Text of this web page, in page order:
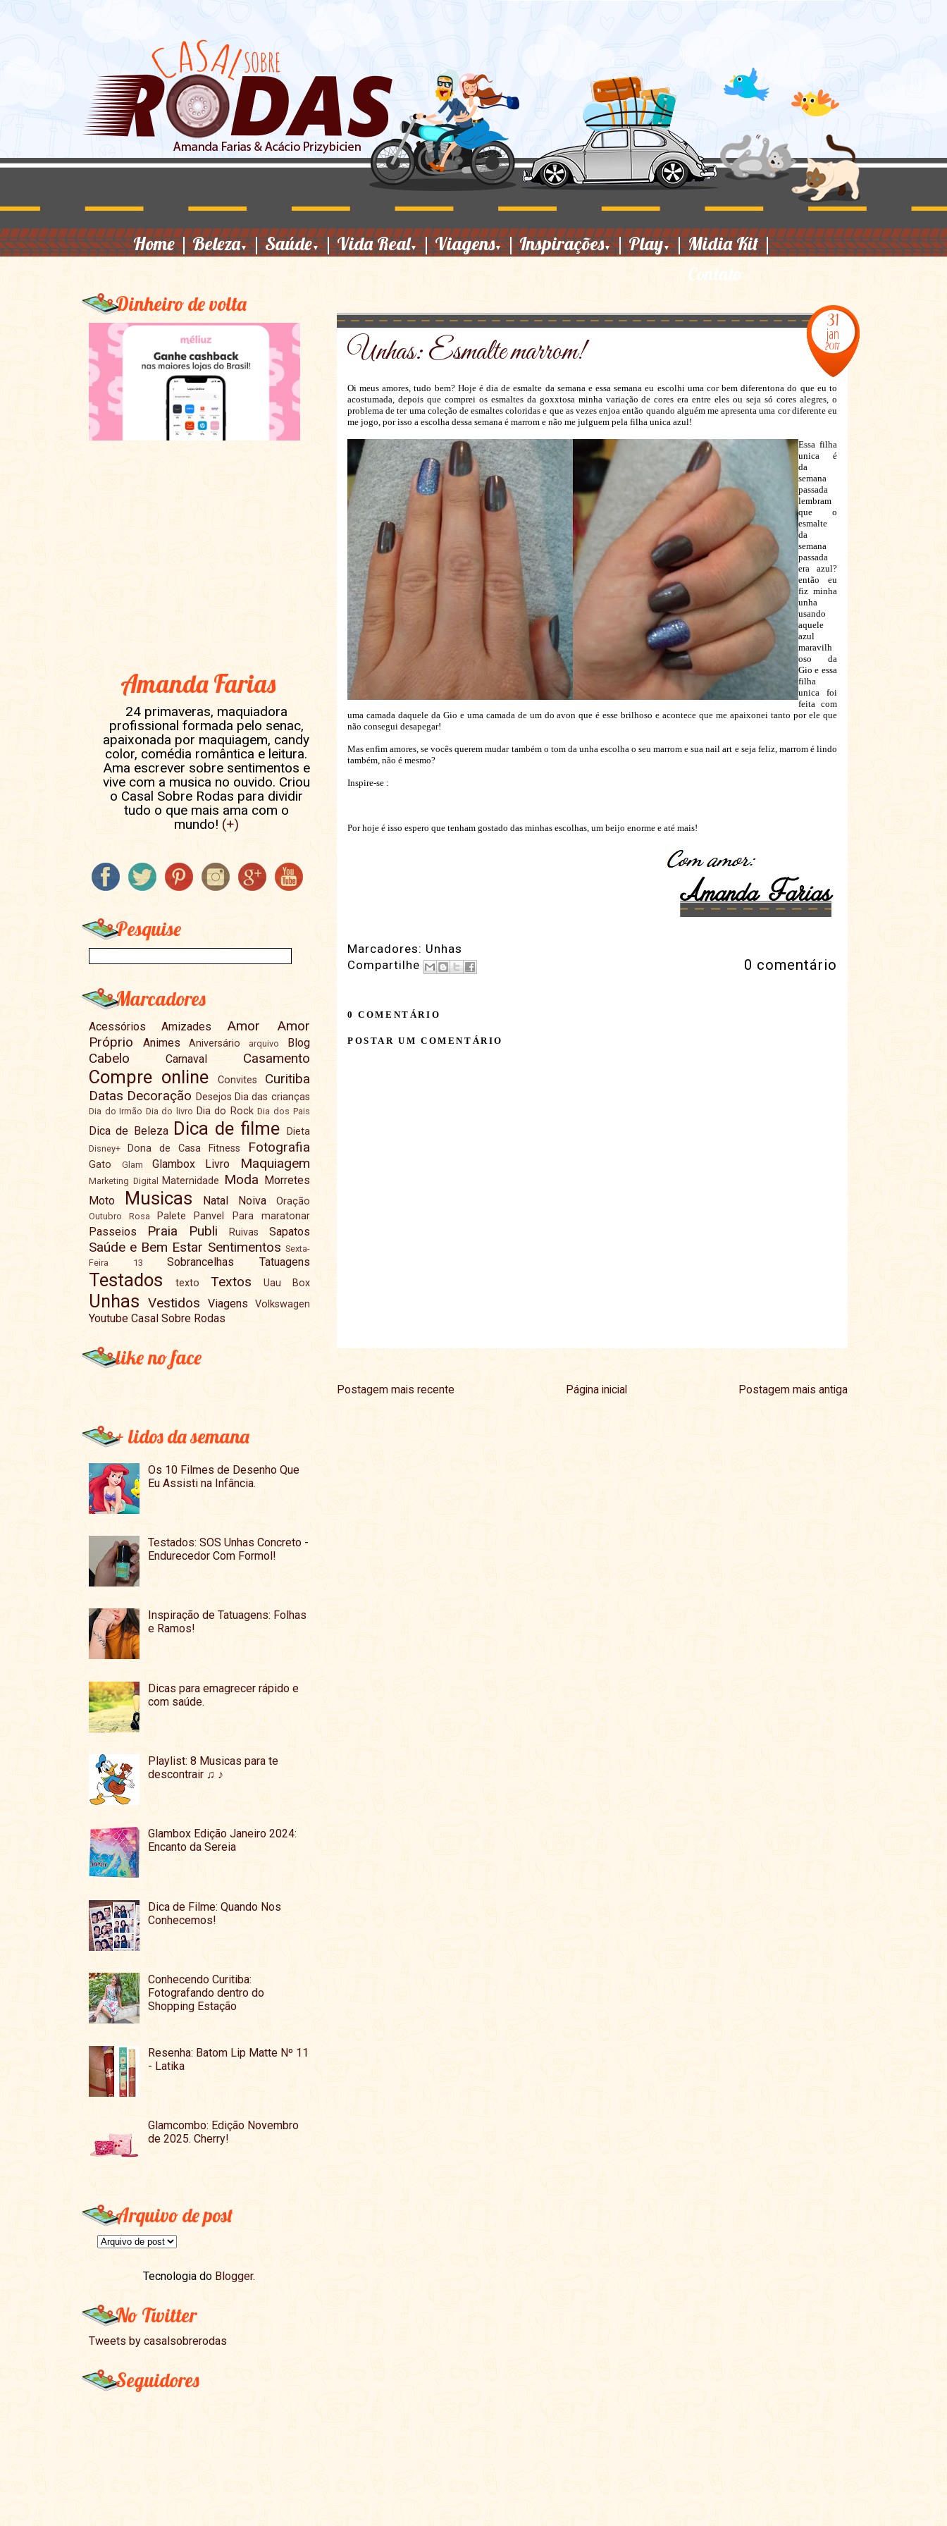
Home|Beleza▼ |Saúde▼ |Vida Real▼ |Viagens▼ |Inspirações▼ |Play▼ |Midia Kit|
Contato
31
jan
2017
Unhas: Esmalte marrom!
Oi meus amores, tudo bem? Hoje é dia de esmalte da semana e essa semana eu escolhi uma cor bem diferentona do que eu to
acostumada, depois que comprei os esmaltes da goxxtosa minha variação de cores era entre eles ou seja só cores alegres, o
problema de ter uma coleção de esmaltes coloridas e que as vezes enjoa então quando alguém me apresenta uma cor diferente eu
me jogo, por isso a escolha dessa semana é marrom e não me julguem pela filha unica azul!
Essa filha
unica é
da
semana
passada
lembram
que o
esmalte
da
semana
passada
era azul?
então eu
fiz minha
unha
usando
aquele
azul
maravilh
oso da
Gio e essa
filha
unica foi
feita com
uma camada daquele da Gio e uma camada de um do avon que é esse brilhoso e acontece que me apaixonei tanto por ele que
não consegui desapegar!
Mas enfim amores, se vocês querem mudar também o tom da unha escolha o seu marrom e sua nail art e seja feliz, marrom é lindo
também, não é mesmo?
Inspire-se :
Por hoje é isso espero que tenham gostado das minhas escolhas, um beijo enorme e até mais!
Marcadores: Unhas
Compartilhe
0 comentário
0 COMENTÁRIO
POSTAR UM COMENTÁRIO
Postagem mais recente Postagem mais antiga
Página inicial
Dinheiro de volta
Amanda Farias
24 primaveras, maquiadora
profissional formada pelo senac,
apaixonada por maquiagem, candy
color, comédia romântica e leitura.
Ama escrever sobre sentimentos e
vive com a musica no ouvido. Criou
o Casal Sobre Rodas para dividir
tudo o que mais ama com o
mundo! (+)
Pesquise
Marcadores
Acessórios Amizades Amor
Amor
Próprio
Animes Aniversário arquivo Blog
Cabelo Carnaval Casamento
Compre online Convites
Curitiba
Datas Decoração Desejos Dia das crianças
Dia do Irmão Dia do livro Dia do Rock Dia dos Pais
Dica de Beleza Dica de filme Dieta
Disney+ Dona de Casa Fitness Fotografia
Gato Glam Glambox Livro Maquiagem
Marketing Digital Maternidade Moda Morretes
Moto
Musicas Natal Noiva Oração
Outubro Rosa Palete Panvel Para maratonar
Passeios Praia Publi Ruivas Sapatos
Saúde e Bem Estar Sentimentos Sexta-
Feira 13
Sobrancelhas Tatuagens
Testados texto Textos Uau Box
Unhas Vestidos Viagens Volkswagen
Youtube Casal Sobre Rodas
like no face
+ lidos da semana
Os 10 Filmes de Desenho Que
Eu Assisti na Infância.
Testados: SOS Unhas Concreto -
Endurecedor Com Formol!
Inspiração de Tatuagens: Folhas
e Ramos!
Dicas para emagrecer rápido e
com saúde.
Playlist: 8 Musicas para te
descontrair ♫ ♪
Glambox Edição Janeiro 2024:
Encanto da Sereia
Dica de Filme: Quando Nos
Conhecemos!
Conhecendo Curitiba:
Fotografando dentro do
Shopping Estação
Resenha: Batom Lip Matte Nº 11
- Latika
Glamcombo: Edição Novembro
de 2025. Cherry!
Arquivo de post
Tecnologia do Blogger.
No Twitter
Tweets by casalsobrerodas
Seguidores